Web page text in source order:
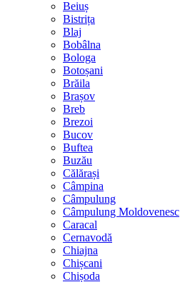
Beiuș
Bistrița
Blaj
Bobâlna
Bologa
Botoșani
Brăila
Brașov
Breb
Brezoi
Bucov
Buftea
Buzău
Călărași
Câmpina
Câmpulung
Câmpulung Moldovenesc
Caracal
Cernavodă
Chiajna
Chișcani
Chișoda